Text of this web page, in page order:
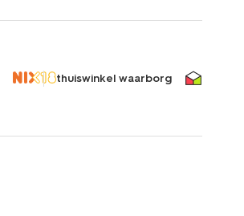
thuiswinkel waarborg